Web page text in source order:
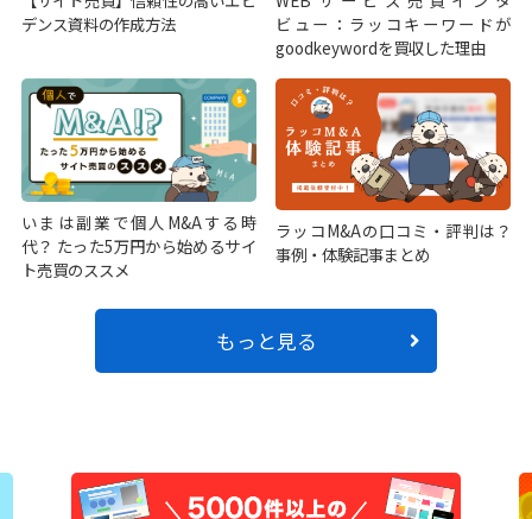
デンス資料の作成方法
ビュー：ラッコキーワードが
goodkeywordを買収した理由
いまは副業で個人M&Aする時
代？ たった5万円から始めるサイ
ト売買のススメ
ラッコM&Aの口コミ・評判は？
事例・体験記事まとめ
もっと見る